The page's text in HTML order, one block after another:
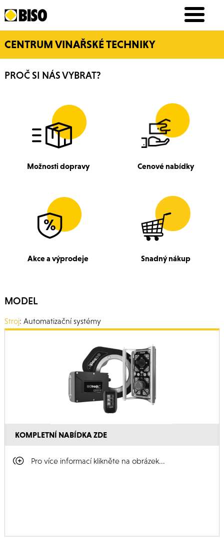
CENTRUM VINAŘSKÉ TECHNIKY
PROČ SI NÁS VYBRAT?
Možnosti dopravy Cenové nabídky
Akce a výprodeje Snadný nákup
MODEL
Stroj: Automatizační systémy
KOMPLETNÍ NABÍDKA ZDE
Pro více informací klikněte na obrázek...